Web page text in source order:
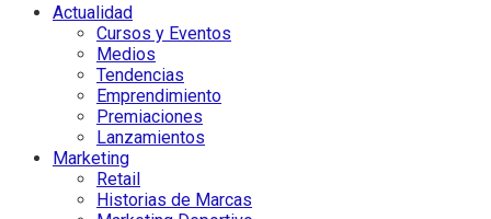
Actualidad
Cursos y Eventos
Medios
Tendencias
Emprendimiento
Premiaciones
Lanzamientos
Marketing
Retail
Historias de Marcas